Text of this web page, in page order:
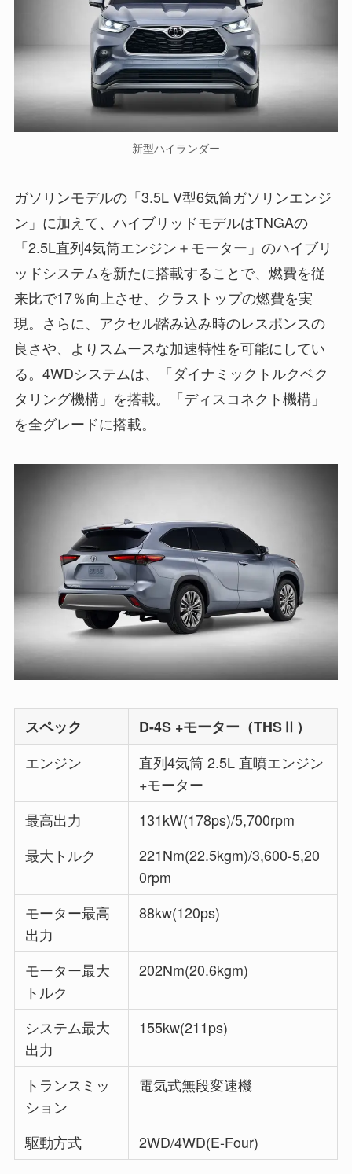
新型ハイランダー
ガソリンモデルの「3.5L V型6気筒ガソリンエンジ
ン」に加えて、ハイブリッドモデルはTNGAの
「2.5L直列4気筒エンジン＋モーター」のハイブリ
ッドシステムを新たに搭載することで、燃費を従
来比で17％向上させ、クラストップの燃費を実
現。さらに、アクセル踏み込み時のレスポンスの
良さや、よりスムースな加速特性を可能にしてい
る。4WDシステムは、「ダイナミックトルクベク
タリング機構」を搭載。「ディスコネクト機構」
を全グレードに搭載。
スペック
D-4S +モーター（THSⅡ）
エンジン
直列4気筒 2.5L 直噴エンジン
+モーター
最高出力
131kW(178ps)/5,700rpm
最大トルク
221Nm(22.5kgm)/3,600-5,20
0rpm
モーター最高
出力
88kw(120ps)
モーター最大
トルク
202Nm(20.6kgm)
システム最大
出力
155kw(211ps)
トランスミッ
ション
電気式無段変速機
駆動方式 2WD/4WD(E-Four)